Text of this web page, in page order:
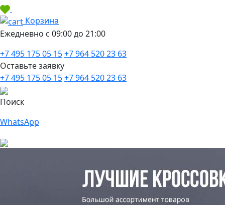
Корзина
Ежедневно с 09:00 до 21:00
+7 495 175 05 15+7 964 520 23 63
Оставьте заявку
+7 495 175 05 15+7 964 520 23 63
Поиск
WhatsApp